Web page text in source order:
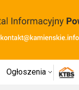
Ogłoszenia